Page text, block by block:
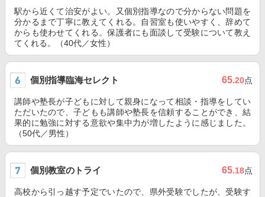
駅から近くて治安がよい。又個別指導なので分からない問題を
分かるまで丁寧に教えてくれる。自習室も使いやすく、辞めて
からも使わせてくれる。保護者にも面談して受験について教え
てくれる。（40代／女性）
個別指導臨海セレクト 65.20点
講師や塾長が子どもに対して親身になって相談・指導をしてい
ただいたので、子どもも講師や塾長を信頼することができ、結
果的に勉強に対する意欲や集中力が増したように感じました。
（50代／男性）
個別教室のトライ 65.18点
高校から引っ越す予定でいたので、県外受験でしたが、受験す